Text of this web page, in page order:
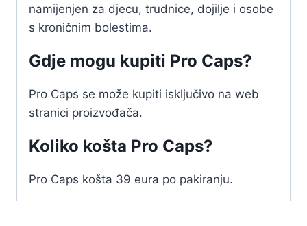
namijenjen za djecu, trudnice, dojilje i osobe
s kroničnim bolestima.
Gdje mogu kupiti Pro Caps?
Pro Caps se može kupiti isključivo na web
stranici proizvođača.
Koliko košta Pro Caps?
Pro Caps košta 39 eura po pakiranju.